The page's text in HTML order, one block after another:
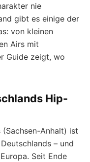
nie
gibt es einige der
von kleinen
Airs mit
Guide zeigt, wo
Hip-
(Sachsen-Anhalt) ist
– und
Seit Ende